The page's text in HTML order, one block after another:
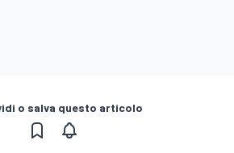
o salva questo articolo